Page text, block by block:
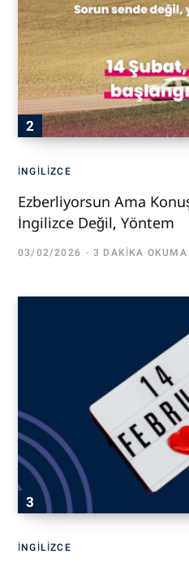
İNGILIZCE
Ezberliyorsun Ama
İngilizce Değil, Yöntem
03/02/2026 3 DAKIKA OKUMA
İNGILIZCE